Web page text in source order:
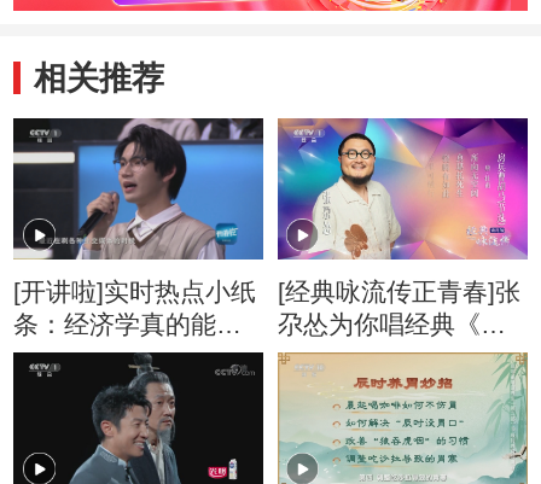
相关推荐
[开讲啦]实时热点小纸
条：经济学真的能解
释一切吗？
[经典咏流传正青春]张
尕怂为你唱经典《房
兵曹胡马》